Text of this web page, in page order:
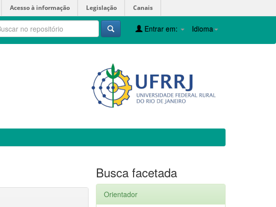
Acesso à informação Legislação Canais
Idioma
Entrar em:
Busca facetada
Orientador